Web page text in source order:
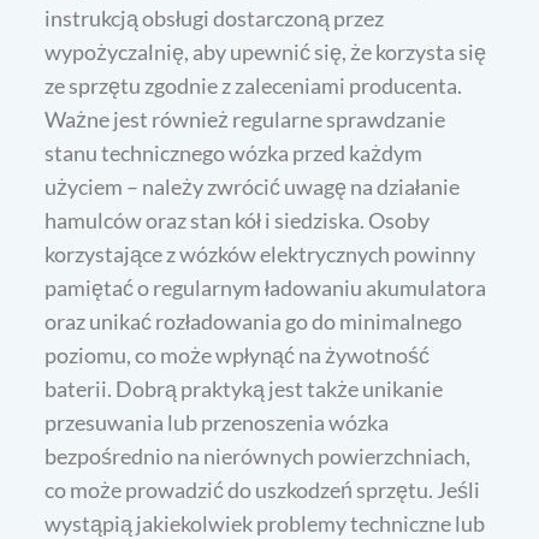
instrukcją obsługi dostarczoną przez
wypożyczalnię, aby upewnić się, że korzysta się
ze sprzętu zgodnie z zaleceniami producenta.
Ważne jest również regularne sprawdzanie
stanu technicznego wózka przed każdym
użyciem – należy zwrócić uwagę na działanie
hamulców oraz stan kół i siedziska. Osoby
korzystające z wózków elektrycznych powinny
pamiętać o regularnym ładowaniu akumulatora
oraz unikać rozładowania go do minimalnego
poziomu, co może wpłynąć na żywotność
baterii. Dobrą praktyką jest także unikanie
przesuwania lub przenoszenia wózka
bezpośrednio na nierównych powierzchniach,
co może prowadzić do uszkodzeń sprzętu. Jeśli
wystąpią jakiekolwiek problemy techniczne lub